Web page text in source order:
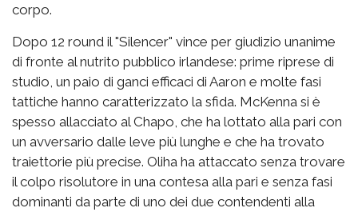
corpo.
Dopo 12 round il "Silencer" vince per giudizio unanime
di fronte al nutrito pubblico irlandese: prime riprese di
studio, un paio di ganci efficaci di Aaron e molte fasi
tattiche hanno caratterizzato la sfida. McKenna si è
spesso allacciato al Chapo, che ha lottato alla pari con
un avversario dalle leve più lunghe e che ha trovato
traiettorie più precise. Oliha ha attaccato senza trovare
il colpo risolutore in una contesa alla pari e senza fasi
dominanti da parte di uno dei due contendenti alla